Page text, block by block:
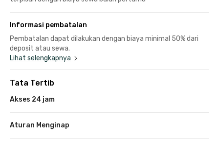
Informasi pembatalan
Pembatalan dapat dilakukan dengan biaya minimal 50% dari
deposit atau sewa.
Lihat selengkapnya
Tata Tertib
Akses 24 jam
Aturan Menginap